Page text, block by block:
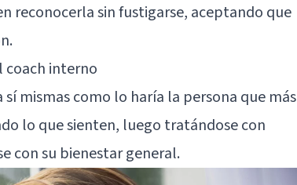
reconocerla sin fustigarse, aceptando que
coach interno
mismas como lo haría la persona que más
lo que sienten, luego tratándose con
con su bienestar general.